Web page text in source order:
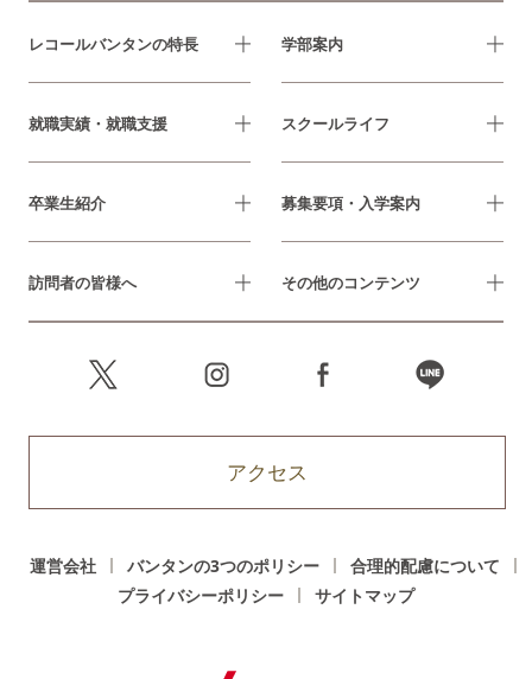
レコールバンタンの特長 学部案内
就職実績・就職支援 スクールライフ
卒業生紹介 募集要項・入学案内
訪問者の皆様へ その他のコンテンツ
アクセス
運営会社 バンタンの3つのポリシー
合理的配慮について
プライバシーポリシー
サイトマップ